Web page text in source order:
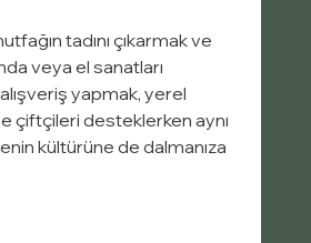
tadını çıkarmak ve
veya el sanatları
yapmak, yerel
çiftçileri desteklerken aynı
kültürüne de dalmanıza